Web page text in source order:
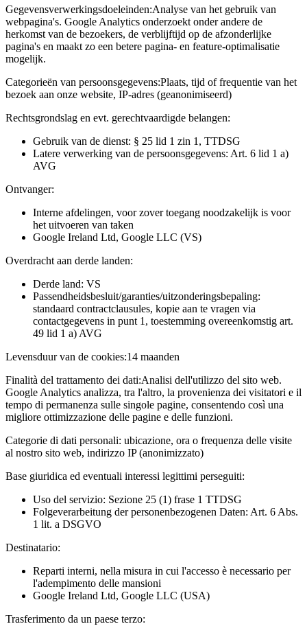
Gegevensverwerkingsdoeleinden:Analyse van het gebruik van
webpagina's. Google Analytics onderzoekt onder andere de
herkomst van de bezoekers, de verblijftijd op de afzonderlijke
pagina's en maakt zo een betere pagina- en feature-optimalisatie
mogelijk.
Categorieën van persoonsgegevens:Plaats, tijd of frequentie van het
bezoek aan onze website, IP-adres (geanonimiseerd)
Rechtsgrondslag en evt. gerechtvaardigde belangen:
Gebruik van de dienst: § 25 lid 1 zin 1, TTDSG
Latere verwerking van de persoonsgegevens: Art. 6 lid 1 a)
AVG
Ontvanger:
Interne afdelingen, voor zover toegang noodzakelijk is voor
het uitvoeren van taken
Google Ireland Ltd, Google LLC (VS)
Overdracht aan derde landen:
Derde land: VS
Passendheidsbesluit/garanties/uitzonderingsbepaling:
standaard contractclausules, kopie aan te vragen via
contactgegevens in punt 1, toestemming overeenkomstig art.
49 lid 1 a) AVG
Levensduur van de cookies:14 maanden
Finalità del trattamento dei dati:Analisi dell'utilizzo del sito web.
Google Analytics analizza, tra l'altro, la provenienza dei visitatori e il
tempo di permanenza sulle singole pagine, consentendo così una
migliore ottimizzazione delle pagine e delle funzioni.
Categorie di dati personali: ubicazione, ora o frequenza delle visite
al nostro sito web, indirizzo IP (anonimizzato)
Base giuridica ed eventuali interessi legittimi perseguiti:
Uso del servizio: Sezione 25 (1) frase 1 TTDSG
Folgeverarbeitung der personenbezogenen Daten: Art. 6 Abs.
1 lit. a DSGVO
Destinatario:
Reparti interni, nella misura in cui l'accesso è necessario per
l'adempimento delle mansioni
Google Ireland Ltd, Google LLC (USA)
Trasferimento da un paese terzo: